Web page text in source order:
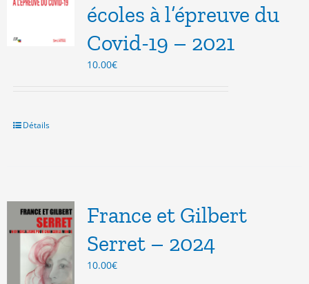
écoles à l’épreuve du
Covid-19 – 2021
10.00€
Détails
France et Gilbert
Serret – 2024
10.00€